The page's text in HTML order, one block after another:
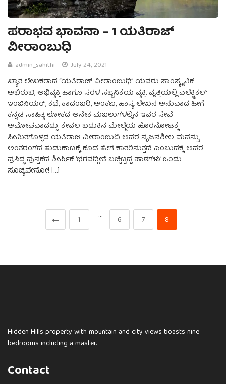
ಪರಾಭವ ಭಾವನಾ – 1 ಯತಿರಾಜ್‌
ವೀರಾಂಬುಧಿ
admin_sahithi July 24, 2021
ಖ್ಯಾತ ಲೇಖಕರಾದ “ಯತಿರಾಜ್ ವೀರಾಂಬುಧಿ” ಯವರು ಸಾಂಸ್ಕೃತಿಕ
ಅಭಿರುಚಿ, ಅಭಿವ್ಯಕ್ತಿ ಹಾಗೂ ಸರಳ ಸಜ್ಜನಿಕೆಯ ವ್ಯಕ್ತಿ. ವೃತ್ತಿಯಲ್ಲಿ ಎಲೆಕ್ಟ್ರಿಕಲ್
ಇಂಜಿನಿಯರ್, ಕಥೆ, ಕಾದಂಬರಿ, ಅಂಕಣ, ಹಾಸ್ಯ ಲೇಖನ ಅನುವಾದ ಹೀಗೆ
ಕನ್ನಡ ಸಾಹಿತ್ಯ ಲೋಕದ ಅನೇಕ ಮಜಲುಗಳಲ್ಲಿನ ಇವರ ಸೇವೆ
ಅಮೋಘವಾದದ್ದು. ಕೇವಲ ಬದುಕಿನ ಮೇಲ್ಮೆಯ ಹೊರನೋಟಕ್ಕೆ
ಸೀಮಿತಗೊಳ್ಳದ ಯತಿರಾಜ ವೀರಾಂಬುಧಿ ಅವರ ಸೃಜನಶೀಲ ಮನಸ್ಸು,
ಅಂತರಂಗದ ಹುಡುಕಾಟಕ್ಕೆ ಕೂಡ ಹೇಗೆ ಕಾತರಿಸುತ್ತದೆ ಎಂಬುದಕ್ಕೆ ಅವರ
ಪ್ರಸಿದ್ಧ ಪುಸ್ತಕದ ಶೀರ್ಷಿಕೆ ‘ಭಗವದ್ಗೀತೆ ಬಚ್ಚಿಟ್ಟಿದ್ದ ಪಾಠಗಳು’ ಒಂದು
ಸೂಚ್ಯವೇನೋ! […]
1 … 6 7 8
Hidden Hills property with mountain and city views boasts nine
bedrooms including a master.
Contact